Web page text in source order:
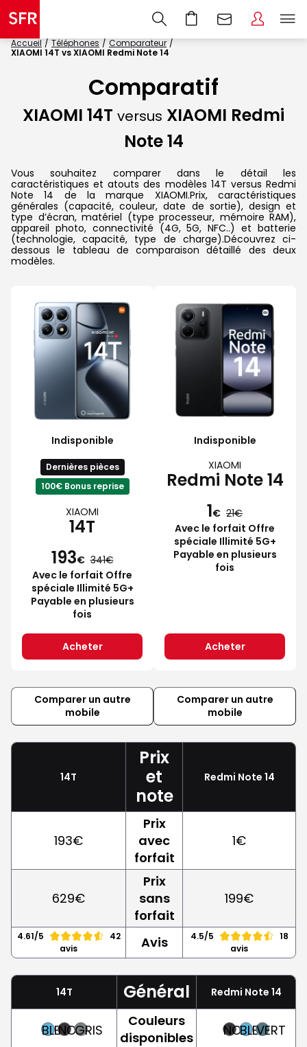
Accueil Téléphones
Comparateur
XIAOMI 14T vs XIAOMI Redmi Note 14
Comparatif
XIAOMI 14T versus XIAOMI Redmi
Note 14
Vous souhaitez comparer dans le détail les
caractéristiques et atouts des modèles 14T versus Redmi
Note 14 de la marque XIAOMI.Prix, caractéristiques
générales (capacité, couleur, date de sortie), design et
type d’écran, matériel (type processeur, mémoire RAM),
appareil photo, connectivité (4G, 5G, NFC..) et batterie
(technologie, capacité, type de charge).Découvrez ci-
dessous le tableau de comparaison détaillé des deux
modèles.
Indisponible
Dernières pièces
100€ Bonus reprise
XIAOMI
14T
193€ 341
Avec le forfait Offre
spéciale Illimité 5G+
Payable en plusieurs
fois
Acheter
Indisponible
XIAOMI
Redmi Note 14
1€ 21
Avec le forfait Offre
spéciale Illimité 5G+
Payable en plusieurs
fois
Acheter
Comparer un autre
mobile
Comparer un autre
mobile
14T
Prix
et
note
Redmi Note 14
193€
Prix
avec
forfait
1€
629€
Prix
sans
forfait
199€
4.61/5
42
avis
Avis 4.5/5
18
avis
14T Général Redmi Note 14
BLEUNOIRGRIS
Couleurs
disponibles
NOIRBLEUVERT